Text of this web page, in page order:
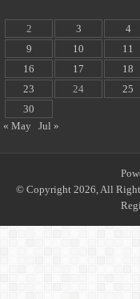
2
3 4
9
10 11
16
17 18
23
24 25
30
« May
Jul »
© Copyright 2026, All